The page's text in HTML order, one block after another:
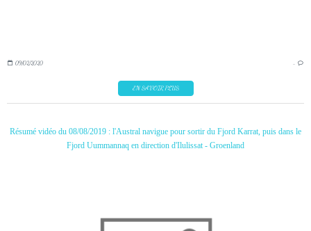
09/02/2020 …
EN SAVOIR PLUS
Résumé vidéo du 08/08/2019 : l'Austral navigue pour sortir du Fjord Karrat, puis dans le
Fjord Uummannaq en direction d'Ilulissat - Groenland